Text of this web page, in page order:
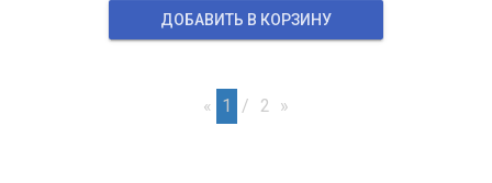
ДОБАВИТЬ В КОРЗИНУ
« 1 2 »